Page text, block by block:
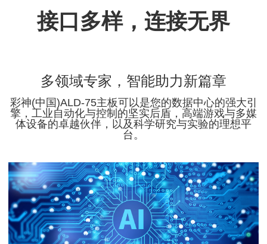
接口多样，连接无界
多领域专家，智能助力新篇章
彩神(中国)ALD-75主板可以是您的数据中心的强大引
擎，工业自动化与控制的坚实后盾，高端游戏与多媒
体设备的卓越伙伴，以及科学研究与实验的理想平
台。